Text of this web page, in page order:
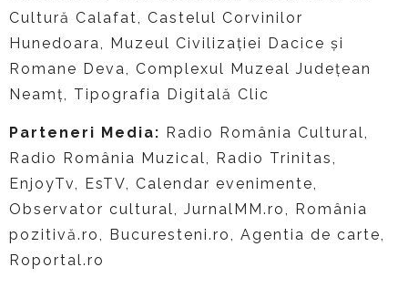
Cultură Calafat, Castelul Corvinilor
Hunedoara, Muzeul Civilizației Dacice și
Romane Deva, Complexul Muzeal Județean
Neamț, Tipografia Digitală Clic
Parteneri Media: Radio România Cultural,
Radio România Muzical, Radio Trinitas,
EnjoyTv, EsTV, Calendar evenimente,
Observator cultural, JurnalMM.ro, România
pozitivă.ro, Bucuresteni.ro, Agentia de carte,
Roportal.ro